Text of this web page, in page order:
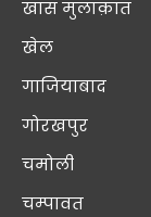
खास मुलाक़ात
खेल
गाजियाबाद
गोरखपुर
चमोली
चम्पावत